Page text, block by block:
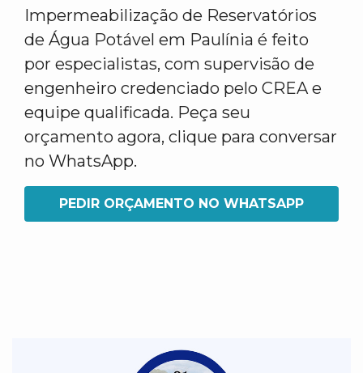
Impermeabilização de Reservatórios
de Água Potável em Paulínia é feito
por especialistas, com supervisão de
engenheiro credenciado pelo CREA e
equipe qualificada. Peça seu
orçamento agora, clique para conversar
no WhatsApp.
PEDIR ORÇAMENTO NO WHATSAPP